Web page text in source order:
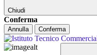
Chiudi
Conferma
Annulla Conferma